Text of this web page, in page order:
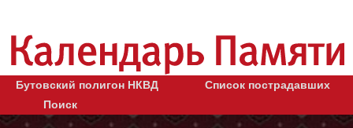
Бутовский полигон НКВД
Список пострадавших
Поиск